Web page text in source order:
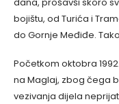
bojištu, od Turića i
do Gornje Međiđe.
Početkom oktobra
na Maglaj, zbog čega
vezivanja dijela